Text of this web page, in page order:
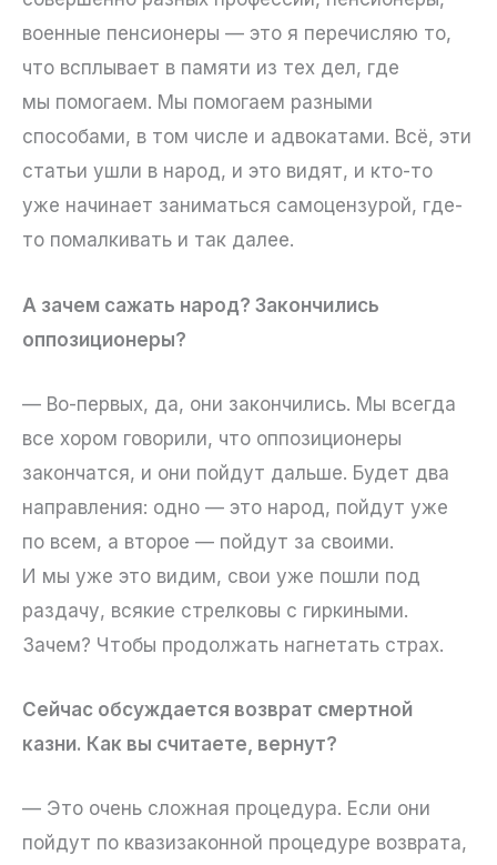
военные пенсионеры — это я перечисляю то,
что всплывает в памяти из тех дел, где
мы помогаем. Мы помогаем разными
способами, в том числе и адвокатами. Всё, эти
статьи ушли в народ, и это видят, и кто-то
уже начинает заниматься самоцензурой, где-
то помалкивать и так далее.
А зачем сажать народ? Закончились
оппозиционеры?
— Во-первых, да, они закончились. Мы всегда
все хором говорили, что оппозиционеры
закончатся, и они пойдут дальше. Будет два
направления: одно — это народ, пойдут уже
по всем, а второе — пойдут за своими.
И мы уже это видим, свои уже пошли под
раздачу, всякие стрелковы с гиркиными.
Зачем? Чтобы продолжать нагнетать страх.
Сейчас обсуждается возврат смертной
казни. Как вы считаете, вернут?
— Это очень сложная процедура. Если они
пойдут по квазизаконной процедуре возврата,